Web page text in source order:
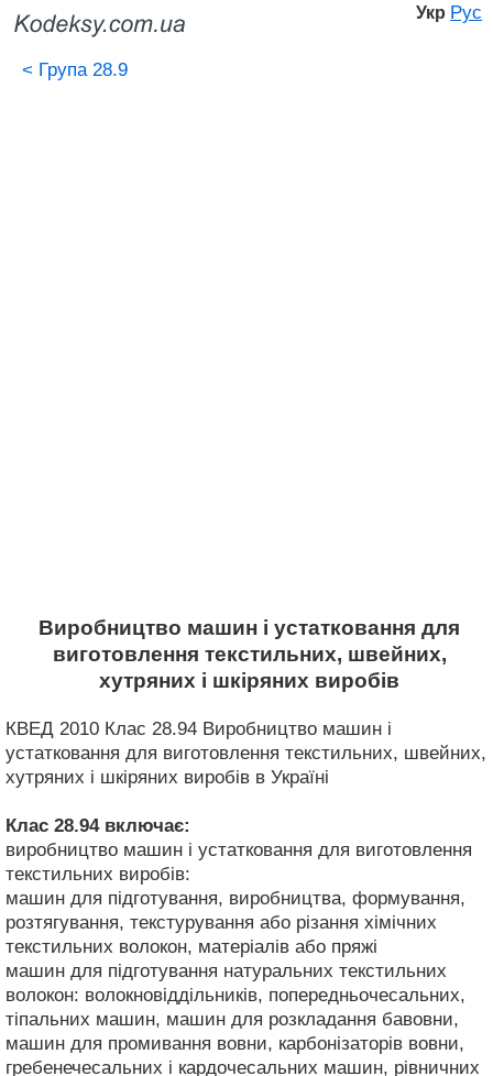
Укр Рус
< Група 28.9
Виробництво машин і устатковання для
виготовлення текстильних, швейних,
хутряних і шкіряних виробів
КВЕД 2010 Клас 28.94 Виробництво машин і
устатковання для виготовлення текстильних, швейних,
хутряних і шкіряних виробів в Україні
Клас 28.94 включає:
виробництво машин і устатковання для виготовлення
текстильних виробів:
машин для підготування, виробництва, формування,
розтягування, текстурування або різання хімічних
текстильних волокон, матеріалів або пряжі
машин для підготування натуральних текстильних
волокон: волокновіддільників, попередньочесальних,
тіпальних машин, машин для розкладання бавовни,
машин для промивання вовни, карбонізаторів вовни,
гребенечесальних і кардочесальних машин, рівничних